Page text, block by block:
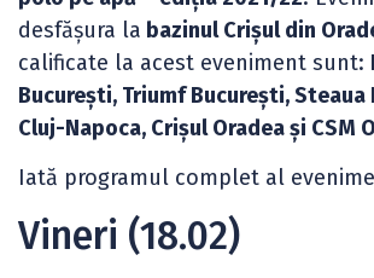
desfășura la bazinul Crișul din
calificate la acest eveniment sunt:
București, Triumf București, Steaua
Cluj-Napoca, Crișul Oradea și CSM
Iată programul complet al
Vineri (18.02)